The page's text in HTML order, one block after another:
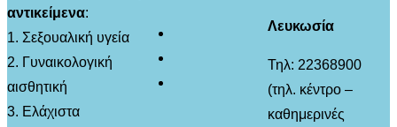
αντικείμενα:
1. Σεξουαλική υγεία
2. Γυναικολογική
αισθητική
3. Ελάχιστα
Λευκωσία
Τηλ: 22368900
(τηλ. κέντρο –
καθημερινές